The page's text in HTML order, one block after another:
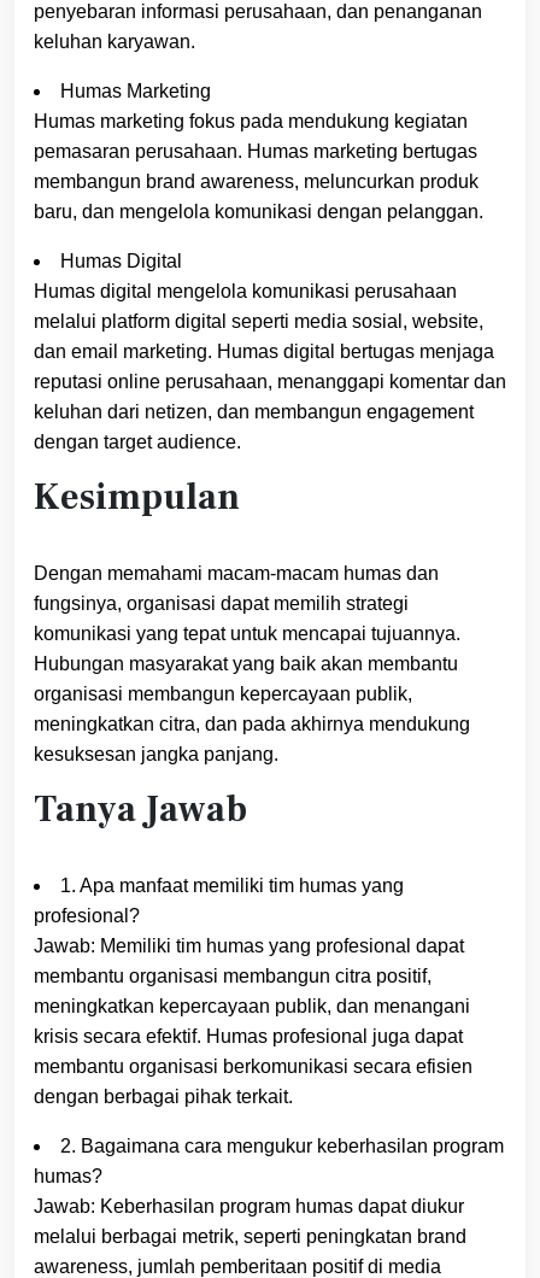
penyebaran informasi perusahaan, dan penanganan
keluhan karyawan.
Humas Marketing
Humas marketing fokus pada mendukung kegiatan
pemasaran perusahaan. Humas marketing bertugas
membangun brand awareness, meluncurkan produk
baru, dan mengelola komunikasi dengan pelanggan.
Humas Digital
Humas digital mengelola komunikasi perusahaan
melalui platform digital seperti media sosial, website,
dan email marketing. Humas digital bertugas menjaga
reputasi online perusahaan, menanggapi komentar dan
keluhan dari netizen, dan membangun engagement
dengan target audience.
Kesimpulan
Dengan memahami macam-macam humas dan
fungsinya, organisasi dapat memilih strategi
komunikasi yang tepat untuk mencapai tujuannya.
Hubungan masyarakat yang baik akan membantu
organisasi membangun kepercayaan publik,
meningkatkan citra, dan pada akhirnya mendukung
kesuksesan jangka panjang.
Tanya Jawab
1. Apa manfaat memiliki tim humas yang
profesional?
Jawab: Memiliki tim humas yang profesional dapat
membantu organisasi membangun citra positif,
meningkatkan kepercayaan publik, dan menangani
krisis secara efektif. Humas profesional juga dapat
membantu organisasi berkomunikasi secara efisien
dengan berbagai pihak terkait.
2. Bagaimana cara mengukur keberhasilan program
humas?
Jawab: Keberhasilan program humas dapat diukur
melalui berbagai metrik, seperti peningkatan brand
awareness, jumlah pemberitaan positif di media